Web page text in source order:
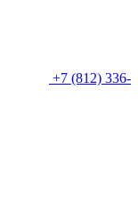
+7 (812) 336-